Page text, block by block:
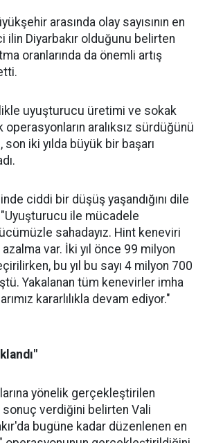
arasında olay sayısının en
ilin Diyarbakır olduğunu belirten
oranlarında da önemli artış
uyuşturucu üretimi ve sokak
operasyonların aralıksız sürdüğünü
iki yılda büyük bir başarı
ciddi bir düşüş yaşandığını dile
ile mücadele
sahadayız. Hint keneviri
var. İki yıl önce 99 milyon
bu yıl bu sayı 4 milyon 700
Yakalanan tüm kenevirler imha
kararlılıkla devam ediyor."
yönelik gerçekleştirilen
sonuç verdiğini belirten Vali
bugüne kadar düzenlenen en